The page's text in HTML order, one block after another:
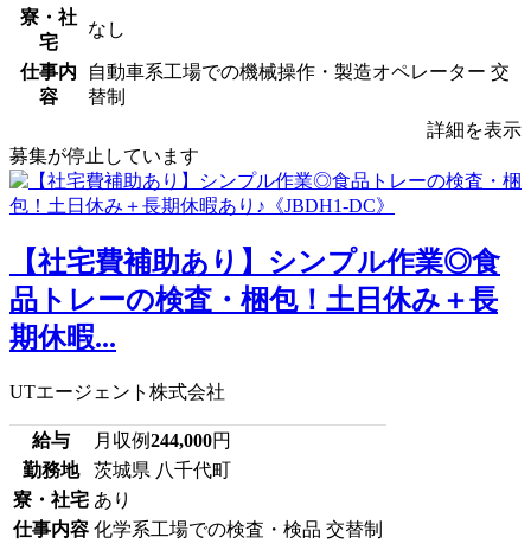
寮・社
宅
なし
仕事内
容
自動車系工場での機械操作・製造オペレーター 交
替制
詳細を表示
募集が停止しています
【社宅費補助あり】シンプル作業◎食
品トレーの検査・梱包！土日休み＋長
期休暇...
UTエージェント株式会社
給与 月収例244,000円
勤務地
茨城県 八千代町
寮・社宅 あり
仕事内容 化学系工場での検査・検品 交替制